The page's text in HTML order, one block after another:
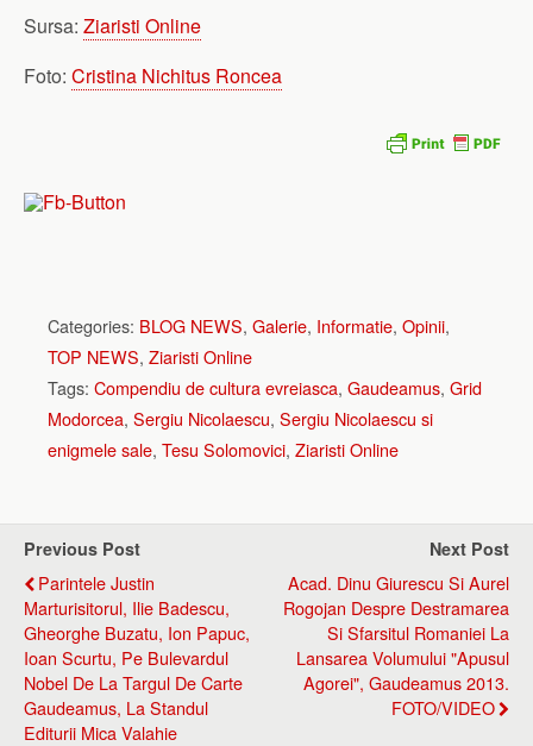
Sursa: Ziaristi Online
Foto: Cristina Nichitus Roncea
Categories: BLOG NEWS, Galerie, Informatie, Opinii,
TOP NEWS, Ziaristi Online
Tags: Compendiu de cultura evreiasca, Gaudeamus, Grid
Modorcea, Sergiu Nicolaescu, Sergiu Nicolaescu si
enigmele sale, Tesu Solomovici, Ziaristi Online
Previous Post
Parintele Justin
Marturisitorul, Ilie Badescu,
Gheorghe Buzatu, Ion Papuc,
Ioan Scurtu, Pe Bulevardul
Nobel De La Targul De Carte
Gaudeamus, La Standul
Editurii Mica Valahie
Next Post
Acad. Dinu Giurescu Si Aurel
Rogojan Despre Destramarea
Si Sfarsitul Romaniei La
Lansarea Volumului "Apusul
Agorei", Gaudeamus 2013.
FOTO/VIDEO